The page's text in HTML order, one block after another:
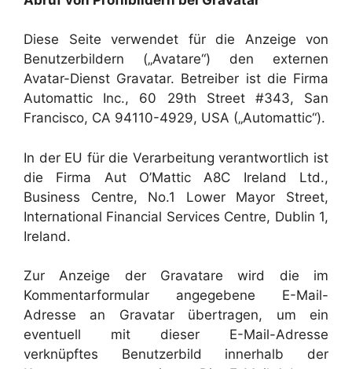
Diese Seite verwendet für die Anzeige von
Benutzerbildern („Avatare“) den externen
Avatar-Dienst Gravatar. Betreiber ist die Firma
Automattic Inc., 60 29th Street #343, San
Francisco, CA 94110-4929, USA („Automattic“).
In der EU für die Verarbeitung verantwortlich ist
die Firma Aut O’Mattic A8C Ireland Ltd.,
Business Centre, No.1 Lower Mayor Street,
International Financial Services Centre, Dublin 1,
Ireland.
Zur Anzeige der Gravatare wird die im
Kommentarformular angegebene E-Mail-
Adresse an Gravatar übertragen, um ein
eventuell mit dieser E-Mail-Adresse
verknüpftes Benutzerbild innerhalb der